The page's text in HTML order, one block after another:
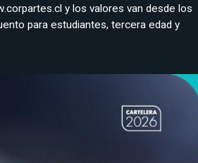
y los valores van desde los
para estudiantes, tercera edad y